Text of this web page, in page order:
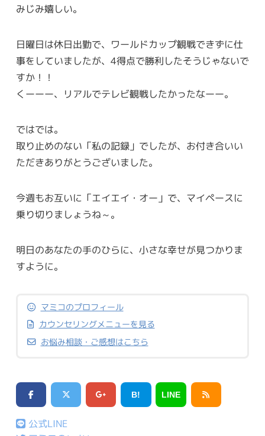
みじみ嬉しい。
日曜日は休日出勤で、ワールドカップ観戦できずに仕
事をしていましたが、4得点で勝利したそうじゃないで
すか！！
くーーー、リアルでテレビ観戦したかったなーー。
ではでは。
取り止めのない「私の記録」でしたが、お付き合いい
ただきありがとうございました。
今週もお互いに「エイエイ・オー」で、マイペースに
乗り切りましょうね～。
明日のあなたの手のひらに、小さな幸せが見つかりま
すように。
マミコのプロフィール
カウンセリングメニューを見る
お悩み相談・ご感想はこちら
B! LINE
公式LINE